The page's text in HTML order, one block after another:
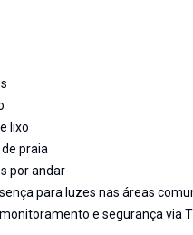
lixo
praia
por andar
para luzes nas áreas
e segurança via